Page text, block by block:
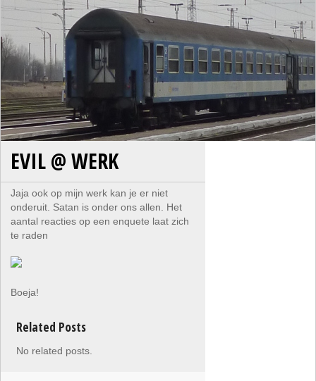
EVIL @ WERK
Jaja ook op mijn werk kan je er niet
onderuit. Satan is onder ons allen. Het
aantal reacties op een enquete laat zich
te raden
Boeja!
Related Posts
No related posts.